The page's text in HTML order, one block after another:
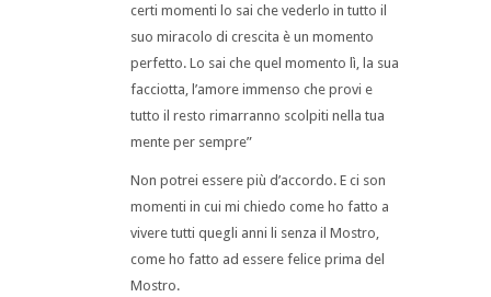
certi momenti lo sai che vederlo in tutto il
suo miracolo di crescita è un momento
perfetto. Lo sai che quel momento lì, la sua
facciotta, l’amore immenso che provi e
tutto il resto rimarranno scolpiti nella tua
mente per sempre”
Non potrei essere più d’accordo. E ci son
momenti in cui mi chiedo come ho fatto a
vivere tutti quegli anni li senza il Mostro,
come ho fatto ad essere felice prima del
Mostro.